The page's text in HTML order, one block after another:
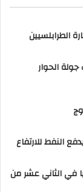
الحوار
النفط للارتفاع
في الثاني عشر من